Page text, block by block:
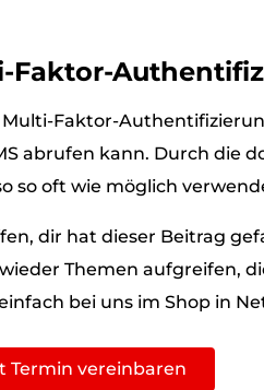
Faktor-
Multi-Faktor-
abrufen kann. Durch die
so oft wie möglich
dir hat dieser Beitrag
Themen aufgreifen,
bei uns im Shop in
Termin vereinbaren